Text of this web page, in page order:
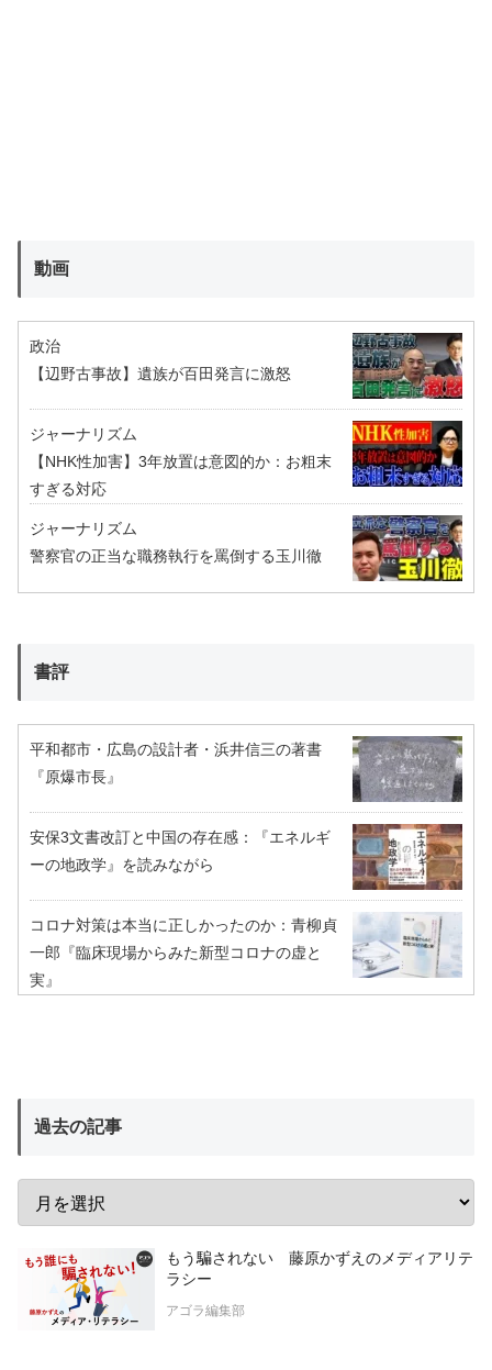
動画
政治
【辺野古事故】遺族が百田発言に激怒
ジャーナリズム
【NHK性加害】3年放置は意図的か：お粗末
すぎる対応
ジャーナリズム
警察官の正当な職務執行を罵倒する玉川徹
書評
平和都市・広島の設計者・浜井信三の著書
『原爆市長』
安保3文書改訂と中国の存在感：『エネルギ
ーの地政学』を読みながら
コロナ対策は本当に正しかったのか：青柳貞
一郎『臨床現場からみた新型コロナの虚と
実』
過去の記事
もう騙されない 藤原かずえのメディアリテ
ラシー
アゴラ編集部